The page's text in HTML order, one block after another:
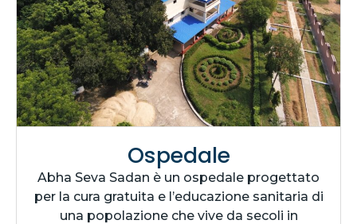
Ospedale
Abha Seva Sadan è un ospedale progettato
per la cura gratuita e l’educazione sanitaria di
una popolazione che vive da secoli in